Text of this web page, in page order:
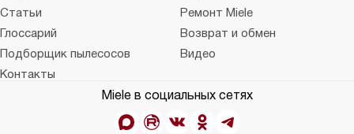
Статьи
Ремонт Miele
Глоссарий
Возврат и обмен
Подборщик пылесосов
Видео
Контакты
Miele в социальных сетях